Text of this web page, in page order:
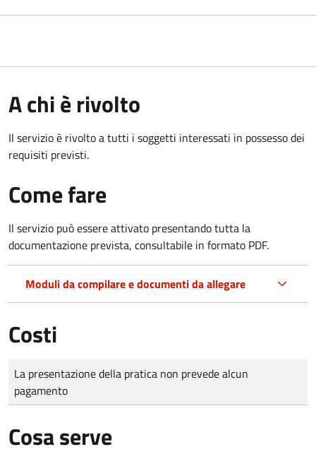
A chi è rivolto
Il servizio è rivolto a tutti i soggetti interessati in possesso dei
requisiti previsti.
Come fare
Il servizio può essere attivato presentando tutta la
documentazione prevista, consultabile in formato PDF.
Moduli da compilare e documenti da allegare
Costi
Tipo di pagamento
Importo
La presentazione della pratica non prevede alcun
pagamento
Cosa serve